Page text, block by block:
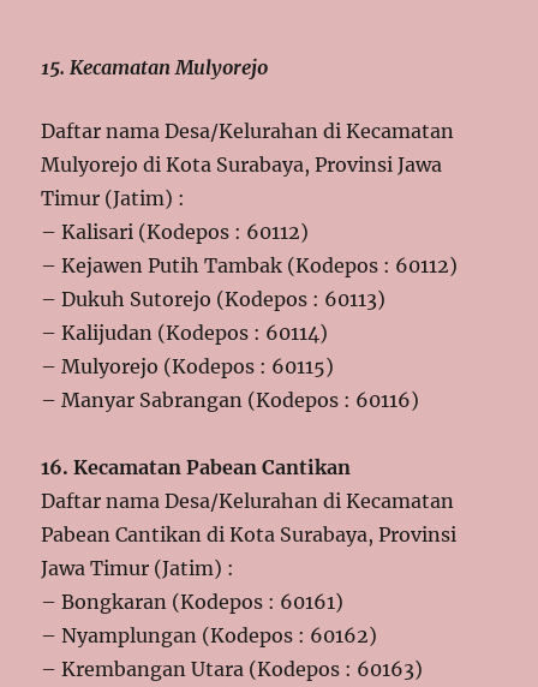
15. Kecamatan Mulyorejo
Daftar nama Desa/Kelurahan di Kecamatan
Mulyorejo di Kota Surabaya, Provinsi Jawa
Timur (Jatim) :
– Kalisari (Kodepos : 60112)
– Kejawen Putih Tambak (Kodepos : 60112)
– Dukuh Sutorejo (Kodepos : 60113)
– Kalijudan (Kodepos : 60114)
– Mulyorejo (Kodepos : 60115)
– Manyar Sabrangan (Kodepos : 60116)
16. Kecamatan Pabean Cantikan
Daftar nama Desa/Kelurahan di Kecamatan
Pabean Cantikan di Kota Surabaya, Provinsi
Jawa Timur (Jatim) :
– Bongkaran (Kodepos : 60161)
– Nyamplungan (Kodepos : 60162)
– Krembangan Utara (Kodepos : 60163)